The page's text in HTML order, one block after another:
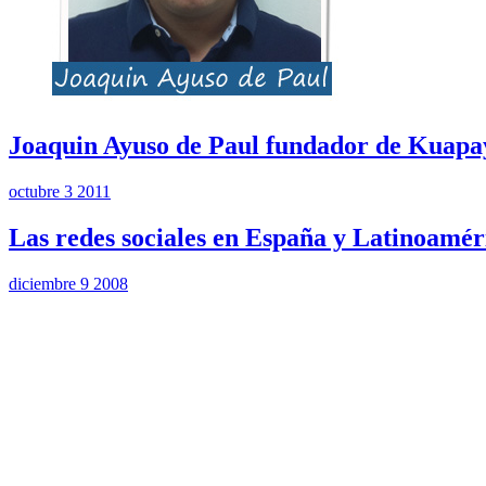
Joaquin Ayuso de Paul fundador de
octubre 3 2011
Las redes sociales en España y
diciembre 9 2008